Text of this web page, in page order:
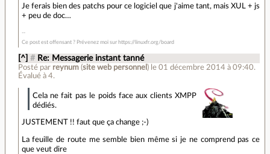
Je ferais bien des patchs pour ce logiciel que j'aime tant, mais XUL + js
+ peu de doc…
Ce post est offensant ? Prévenez moi sur https://linuxfr.org/board
[^] # Re: Messagerie instant tanné
Posté par reynum(site web personnel ) le 01 décembre 2014 à 09:40.
Évalué à 4.
Cela ne fait pas le poids face aux clients XMPP
dédiés.
JUSTEMENT !! faut que ça change ;-)
La feuille de route me semble bien même si je ne comprend pas ce
que veut dire